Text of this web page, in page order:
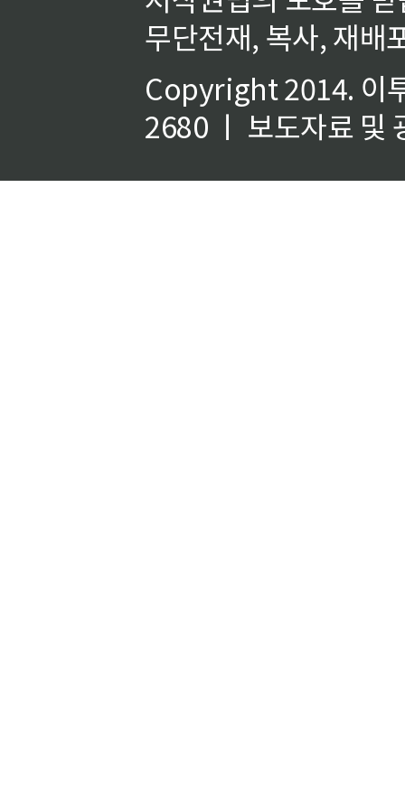
무단전재, 복사, 재배
Copyright 2014. 이
2680 ㅣ 보도자료